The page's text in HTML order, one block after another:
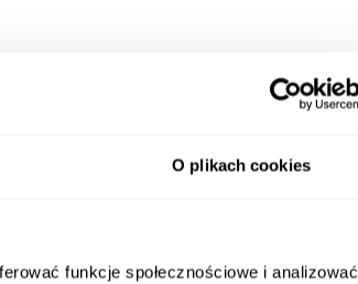
O plikach cookies
funkcje społecznościowe i analizować